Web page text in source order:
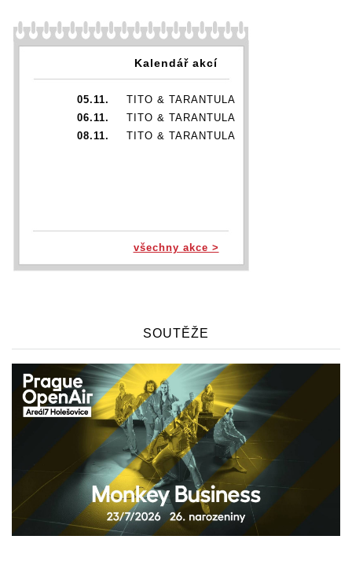
Kalendář akcí
05.11.
TITO & TARANTULA
06.11.
TITO & TARANTULA
08.11.
TITO & TARANTULA
všechny akce >
SOUTĚŽE